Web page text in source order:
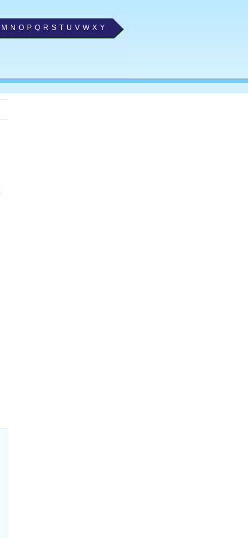
M N O P Q R S T U V W X Y